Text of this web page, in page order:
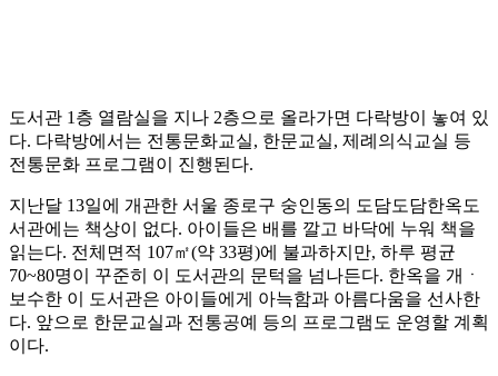
도서관 1층 열람실을 지나 2층으로 올라가면 다락방이 놓여 있
다. 다락방에서는 전통문화교실, 한문교실, 제례의식교실 등
전통문화 프로그램이 진행된다.
지난달 13일에 개관한 서울 종로구 숭인동의 도담도담한옥도
서관에는 책상이 없다. 아이들은 배를 깔고 바닥에 누워 책을
읽는다. 전체면적 107㎡(약 33평)에 불과하지만, 하루 평균
70~80명이 꾸준히 이 도서관의 문턱을 넘나든다. 한옥을 개ㆍ
보수한 이 도서관은 아이들에게 아늑함과 아름다움을 선사한
다. 앞으로 한문교실과 전통공예 등의 프로그램도 운영할 계획
이다.